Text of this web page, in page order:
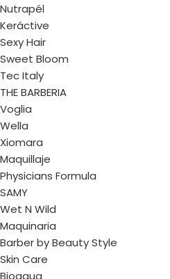
Nutrapél
Keráctive
Sexy Hair
Sweet Bloom
Tec Italy
THE BARBERIA
Voglia
Wella
Xiomara
Maquillaje
Physicians Formula
SAMY
Wet N Wild
Maquinaria
Barber by Beauty Style
Skin Care
Bioaqua